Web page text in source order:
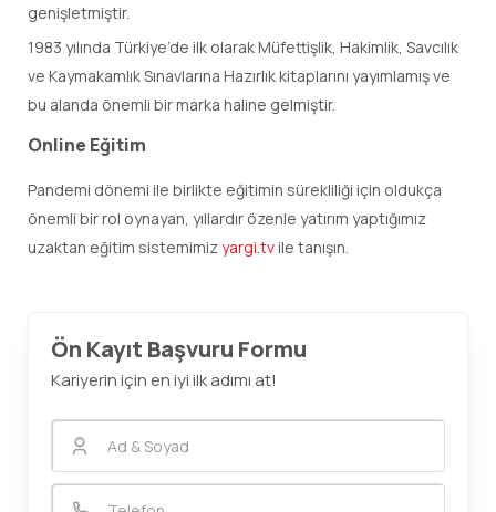
genişletmiştir.
1983 yılında Türkiye’de ilk olarak Müfettişlik, Hakimlik, Savcılık
ve Kaymakamlık Sınavlarına Hazırlık kitaplarını yayımlamış ve
bu alanda önemli bir marka haline gelmiştir.
Online Eğitim
Pandemi dönemi ile birlikte eğitimin sürekliliği için oldukça
önemli bir rol oynayan, yıllardır özenle yatırım yaptığımız
uzaktan eğitim sistemimizyargi.tvile tanışın.
Ön Kayıt Başvuru Formu
Kariyerin için en iyi ilk adımı at!